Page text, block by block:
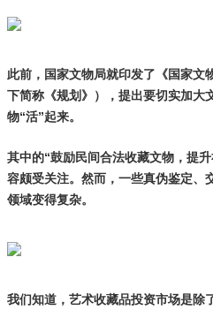
此前，国家文物局就印发了《国家文
下简称《规划》），提出要切实加大
物“活”起来。
其中的“鼓励民间合法收藏文物，提
容颇受关注。然而，一些真伪鉴定、
领域变得复杂。
我们知道，艺术收藏品投资市场是除